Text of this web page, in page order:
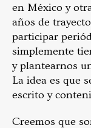
en México y
años de
participar
simplemente
y plantearnos
La idea es que
escrito y
Creemos que